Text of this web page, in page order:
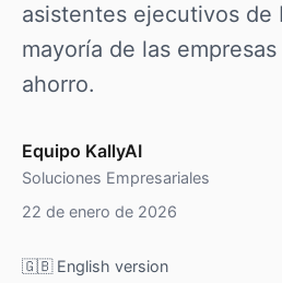
asistentes ejecutivos
mayoría de las
ahorro.
Equipo KallyAI
Soluciones Empresariales
22 de enero de 2026
🇬🇧 English version